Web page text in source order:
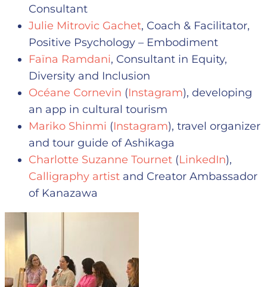
Consultant
Julie Mitrovic Gachet, Coach & Facilitator,
Positive Psychology – Embodiment
Faïna Ramdani, Consultant in Equity,
Diversity and Inclusion
Océane Cornevin (Instagram), developing
an app in cultural tourism
Mariko Shinmi (Instagram), travel organizer
and tour guide of Ashikaga
Charlotte Suzanne Tournet (LinkedIn),
Calligraphy artist and Creator Ambassador
of Kanazawa